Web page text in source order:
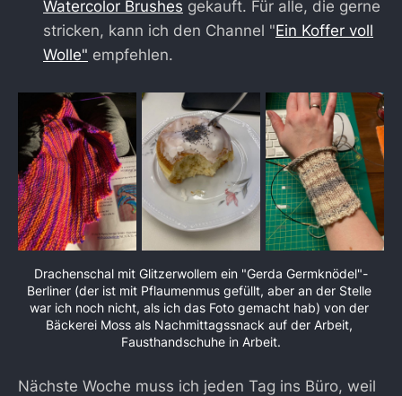
Watercolor Brushes gekauft. Für alle, die gerne
stricken, kann ich den Channel "Ein Koffer voll
Wolle" empfehlen.
Drachenschal mit Glitzerwollem ein "Gerda Germknödel"-
Berliner (der ist mit Pflaumenmus gefüllt, aber an der Stelle
war ich noch nicht, als ich das Foto gemacht hab) von der
Bäckerei Moss als Nachmittagssnack auf der Arbeit,
Fausthandschuhe in Arbeit.
Nächste Woche muss ich jeden Tag ins Büro, weil